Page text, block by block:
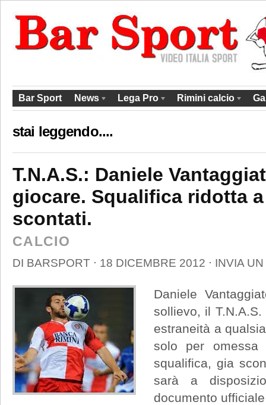
Bar Sport News Lega Pro Rimini calcio
stai leggendo....
T.N.A.S.: Daniele
giocare. Squalifica ridotta
scontati.
CALCIO
DI BARSPORT ⋅ 18 DICEMBRE 2012 ⋅ INVIA
Daniele
sollievo, il
estraneità a
solo per
squalifica, gia
sarà a
documento